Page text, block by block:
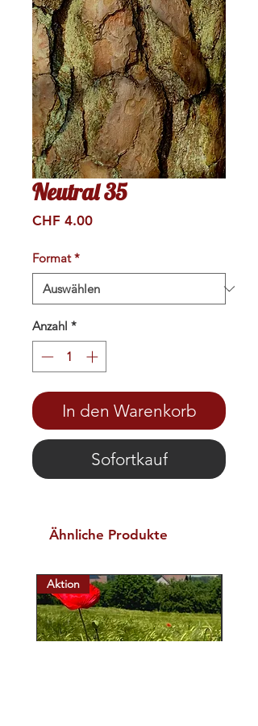
Neutral 35
CHF 4.00Preis
Format *
Anzahl *
In den Warenkorb
Sofortkauf
Ähnliche Produkte
Aktion